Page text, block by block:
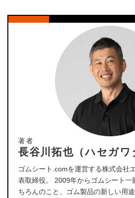
著者
長谷川拓也（ハセガワ
ゴムシート.comを運営する株式会社
表取締役。 2009年からゴムシート一
ちろんのこと、ゴム製品の新しい用